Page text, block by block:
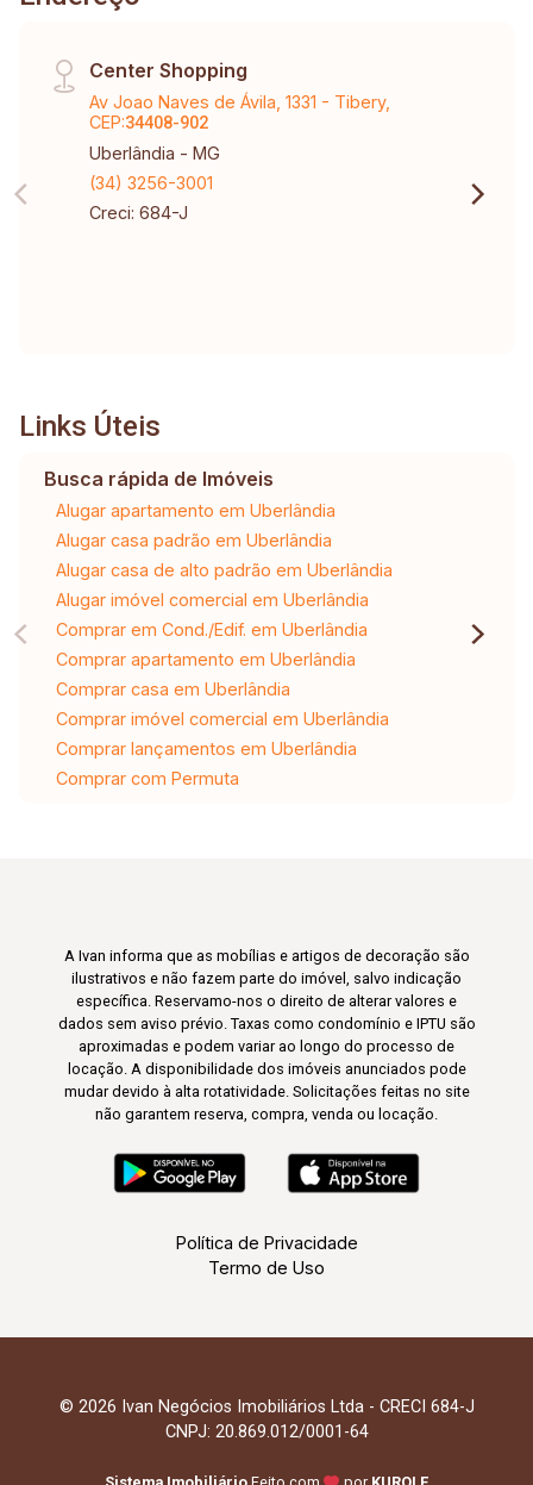
Center Shopping
Av Joao Naves de Ávila, 1331 - Tibery,
CEP:34408-902
Uberlândia - MG
(34) 3256-3001
Creci: 684-J
Links Úteis
Busca rápida de Imóveis
Alugar apartamento em Uberlândia
Alugar casa padrão em Uberlândia
Alugar casa de alto padrão em Uberlândia
Alugar imóvel comercial em Uberlândia
Comprar em Cond./Edif. em Uberlândia
Comprar apartamento em Uberlândia
Comprar casa em Uberlândia
Comprar imóvel comercial em Uberlândia
Comprar lançamentos em Uberlândia
Comprar com Permuta
A Ivan informa que as mobílias e artigos de decoração são
ilustrativos e não fazem parte do imóvel, salvo indicação
específica. Reservamo-nos o direito de alterar valores e
dados sem aviso prévio. Taxas como condomínio e IPTU são
aproximadas e podem variar ao longo do processo de
locação. A disponibilidade dos imóveis anunciados pode
mudar devido à alta rotatividade. Solicitações feitas no site
não garantem reserva, compra, venda ou locação.
Política de Privacidade
Termo de Uso
© 2026 Ivan Negócios Imobiliários Ltda - CRECI 684-J
CNPJ: 20.869.012/0001-64